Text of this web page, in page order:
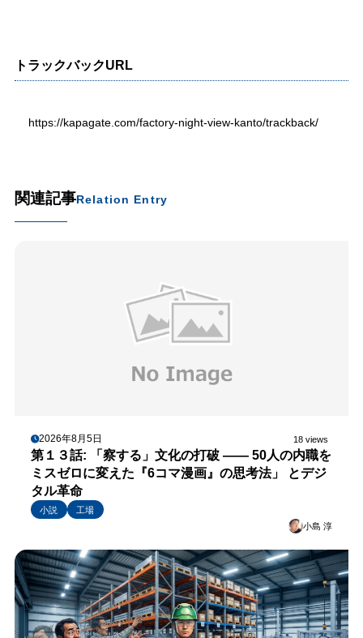
トラックバックURL
https://kapagate.com/factory-night-view-kanto/trackback/
関連記事Relation Entry
2026年8月5日 18 views
第１３話: 「察する」文化の打破 —— 50人の内職を
ミスゼロに変えた『6コマ漫画』の思考法」 とデジ
タル革命
小説
工場
小島 淳